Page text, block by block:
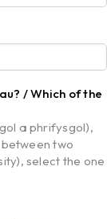
/ Which of the
a phrifysgol),
two
select the one